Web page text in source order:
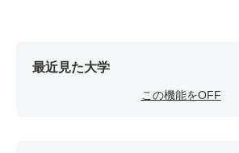
最近見た大学
この機能をOFF